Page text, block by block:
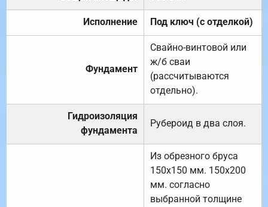
Исполнение Под ключ (с отделкой)
Фундамент
Свайно-винтовой или
ж/б сваи
(рассчитываются
отдельно).
Гидроизоляция
фундамента
Рубероид в два слоя.
Из обрезного бруса
150х150 мм. 150х200
мм. согласно
выбранной толщине